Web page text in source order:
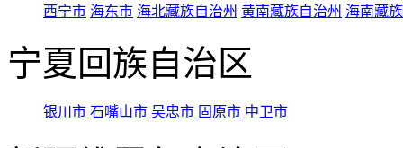
西宁市 海东市 海北藏族自治州 黄南藏族自治州 海南藏
宁夏回族自治区
银川市 石嘴山市 吴忠市 固原市 中卫市